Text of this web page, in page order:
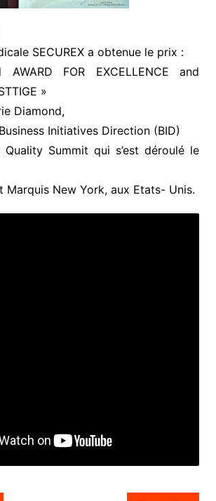
SECUREX a obtenue le prix :
AWARD FOR EXCELLENCE and
»
Diamond,
Initiatives Direction (BID)
Summit qui s’est déroulé le
Marquis New York, aux Etats- Unis.